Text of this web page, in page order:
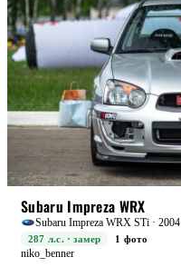
Subaru Impreza WRX
Subaru Impreza WRX STi · 2004
287 л.с. · замер
1 фото
niko_benner